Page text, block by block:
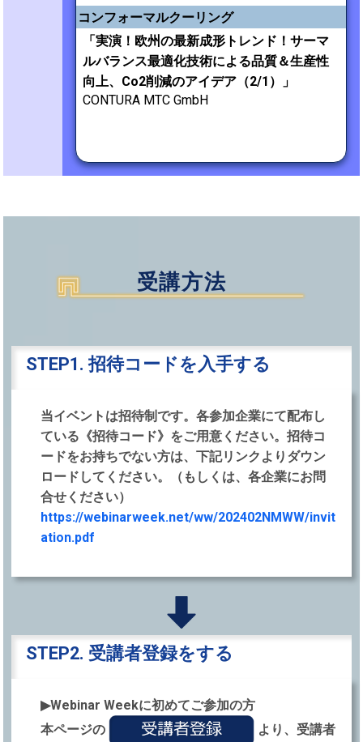
コンフォーマルクーリング
「実演！欧州の最新成形トレンド！サーマ
ルバランス最適化技術による品質＆生産性
向上、Co2削減のアイデア（2/1）」
CONTURA MTC GmbH
受講方法
STEP1. 招待コードを⼊⼿する
当イベントは招待制です。各参加企業にて配布し
ている《招待コード》をご⽤意ください。招待コ
ードをお持ちでない⽅は、下記リンクよりダウン
ロードしてください。（もしくは、各企業にお問
合せください）
https://webinarweek.net/ww/202402NMWW/invit
ation.pdf
STEP2. 受講者登録をする
▶Webinar Weekに初めてご参加の⽅
本ページの
より、受講者